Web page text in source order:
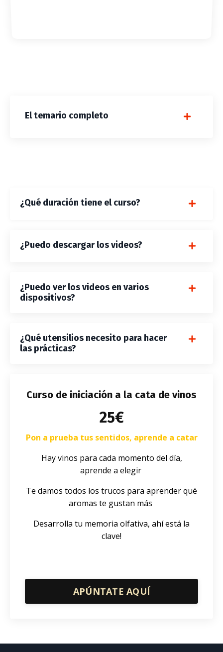
El temario completo
¿Qué duración tiene el curso?
¿Puedo descargar los videos?
¿Puedo ver los videos en varios
dispositivos?
¿Qué utensilios necesito para hacer
las prácticas?
Curso de iniciación a la cata de vinos
25€
Pon a prueba tus sentidos, aprende a catar
Hay vinos para cada momento del día,
aprende a elegir
Te damos todos los trucos para aprender qué
aromas te gustan más
Desarrolla tu memoria olfativa, ahí está la
clave!
APÚNTATE AQUÍ